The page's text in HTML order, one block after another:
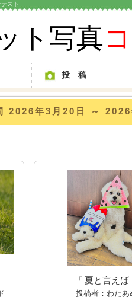
スト
ト写真
投 稿
2026年3月20日 ～ 2026
『 夏と言えば
投稿者：わたあ